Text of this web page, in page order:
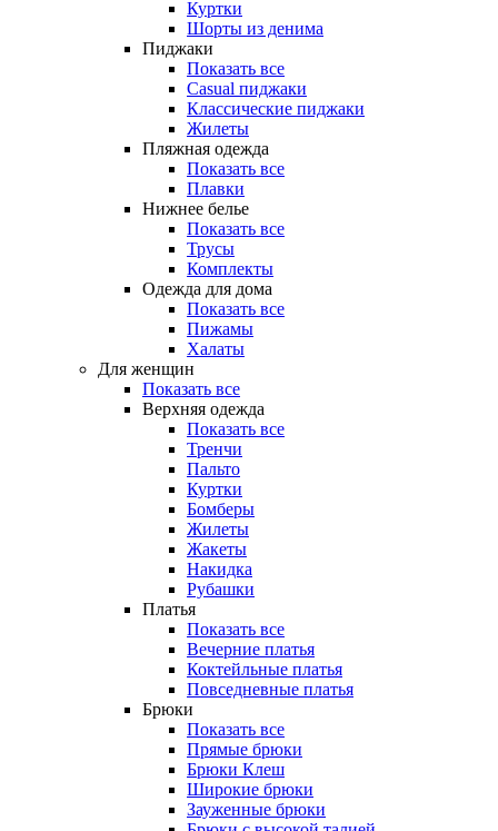
Куртки
Шорты из денима
Пиджаки
Показать все
Casual пиджаки
Классические пиджаки
Жилеты
Пляжная одежда
Показать все
Плавки
Нижнее белье
Показать все
Трусы
Комплекты
Одежда для дома
Показать все
Пижамы
Халаты
Для женщин
Показать все
Верхняя одежда
Показать все
Тренчи
Пальто
Куртки
Бомберы
Жилеты
Жакеты
Накидка
Рубашки
Платья
Показать все
Вечерние платья
Коктейльные платья
Повседневные платья
Брюки
Показать все
Прямые брюки
Брюки Клеш
Широкие брюки
Зауженные брюки